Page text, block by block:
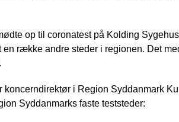
op til coronatest på Kolding
en række andre steder i regionen. Det
i Region Syddanmark
Syddanmarks faste teststeder: